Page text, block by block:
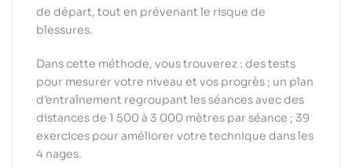
de départ, tout en prévenant le risque de
blessures.
Dans cette méthode, vous trouverez : des tests
pour mesurer votre niveau et vos progrès ; un plan
d’entraînement regroupant les séances avec des
distances de 1 500 à 3 000 mètres par séance ; 39
exercices pour améliorer votre technique dans les
4 nages.